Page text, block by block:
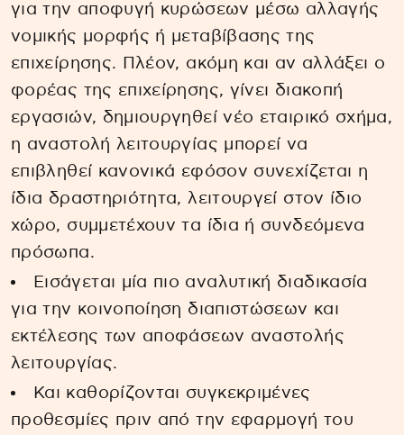
για την αποφυγή κυρώσεων μέσω αλλαγής
νομικής μορφής ή μεταβίβασης της
επιχείρησης. Πλέον, ακόμη και αν αλλάξει ο
φορέας της επιχείρησης, γίνει διακοπή
εργασιών, δημιουργηθεί νέο εταιρικό σχήμα,
η αναστολή λειτουργίας μπορεί να
επιβληθεί κανονικά εφόσον συνεχίζεται η
ίδια δραστηριότητα, λειτουργεί στον ίδιο
χώρο, συμμετέχουν τα ίδια ή συνδεόμενα
πρόσωπα.
Εισάγεται μία πιο αναλυτική διαδικασία
για την κοινοποίηση διαπιστώσεων και
εκτέλεσης των αποφάσεων αναστολής
λειτουργίας.
Και καθορίζονται συγκεκριμένες
προθεσμίες πριν από την εφαρμογή του